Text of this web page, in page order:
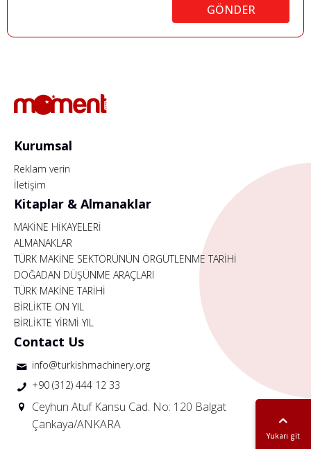
GÖNDER
Yukarı git
Kurumsal
Reklam verin
İletişim
Kitaplar & Almanaklar
MAKİNE HİKAYELERİ
ALMANAKLAR
TÜRK MAKİNE SEKTÖRÜNÜN ÖRGÜTLENME TARİHİ
DOĞADAN DÜŞÜNME ARAÇLARI
TÜRK MAKİNE TARİHİ
BİRLİKTE ON YIL
BİRLİKTE YİRMİ YIL
Contact Us
info@turkishmachinery.org
+90 (312) 444 12 33
Ceyhun Atuf Kansu Cad. No: 120 Balgat
Çankaya/ANKARA